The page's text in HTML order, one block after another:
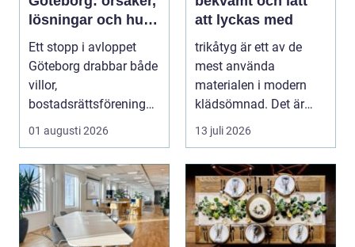
lösningar och hur
problem kan
undvikas
Ett stopp i avloppet
Göteborg drabbar både
villor,
bostadsrättsföreningar
och h...
01 augusti 2026
att lyckas med
trikåtyg är ett av de
mest använda
materialen i modern
klädsömnad. Det är
mjukt, elastiskt och
formb...
13 juli 2026